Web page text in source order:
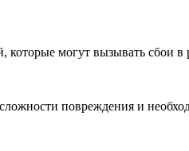
могут вызывать сбои в
повреждения и